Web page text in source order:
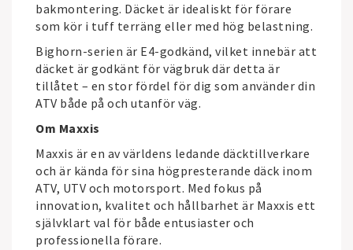
bakmontering. Däcket är idealiskt för förare
som kör i tuff terräng eller med hög belastning.
Bighorn-serien är E4-godkänd, vilket innebär att
däcket är godkänt för vägbruk där detta är
tillåtet – en stor fördel för dig som använder din
ATV både på och utanför väg.
Om Maxxis
Maxxis är en av världens ledande däcktillverkare
och är kända för sina högpresterande däck inom
ATV, UTV och motorsport. Med fokus på
innovation, kvalitet och hållbarhet är Maxxis ett
självklart val för både entusiaster och
professionella förare.